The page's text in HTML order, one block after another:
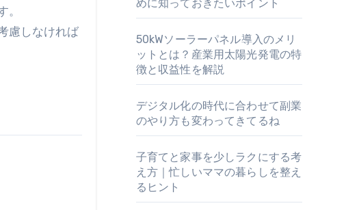
慮しなければ
めに知っておきたいポイント
50kWソーラーパネル導入のメリ
ットとは？産業用太陽光発電の特
徴と収益性を解説
デジタル化の時代に合わせて副業
のやり方も変わってきてるね
子育てと家事を少しラクにする考
え方｜忙しいママの暮らしを整え
るヒント